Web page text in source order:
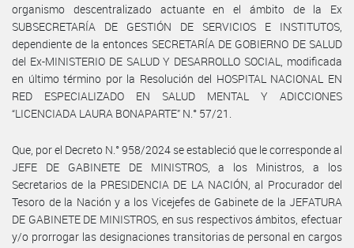
organismo descentralizado actuante en el ámbito de la Ex
SUBSECRETARÍA DE GESTIÓN DE SERVICIOS E INSTITUTOS,
dependiente de la entonces SECRETARÍA DE GOBIERNO DE SALUD
del Ex-MINISTERIO DE SALUD Y DESARROLLO SOCIAL, modificada
en último término por la Resolución del HOSPITAL NACIONAL EN
RED ESPECIALIZADO EN SALUD MENTAL Y ADICCIONES
“LICENCIADA LAURA BONAPARTE” N.° 57/21.
Que, por el Decreto N.° 958/2024 se estableció que le corresponde al
JEFE DE GABINETE DE MINISTROS, a los Ministros, a los
Secretarios de la PRESIDENCIA DE LA NACIÓN, al Procurador del
Tesoro de la Nación y a los Vicejefes de Gabinete de la JEFATURA
DE GABINETE DE MINISTROS, en sus respectivos ámbitos, efectuar
y/o prorrogar las designaciones transitorias de personal en cargos